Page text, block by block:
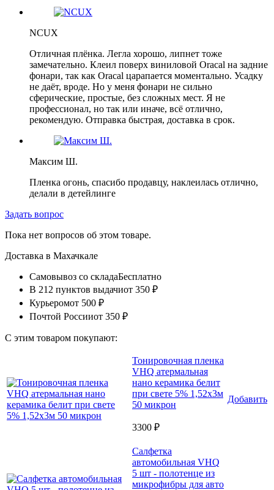
NCUX
Отличная плёнка. Легла хорошо, липнет тоже
замечательно. Клеил поверх виниловой Oracal на задние
фонари, так как Oracal царапается моментально. Усадку
не даёт, вроде. Но у меня фонари не сильно
сферические, простые, без сложных мест. Я не
профессионал, но так или иначе, всё отлично,
рекомендую. Отправка быстрая, доставка в срок.
Максим Ш.
Пленка огонь, спасибо продавцу, наклеилась отлично,
делали в детейлинге
Задать вопрос
Пока нет вопросов об этом товаре.
Доставка в Махачкале
Самовывоз со складаБесплатно
В 212 пунктов выдачиот 350 ₽
Курьеромот 500 ₽
Почтой Россииот 350 ₽
С этим товаром покупают:
Тонировочная пленка
VHQ атермальная
нано керамика белит
при свете 5% 1,52x3м
50 микрон
3300 ₽
Добавить
Салфетка
автомобильная VHQ
5 шт - полотенце из
микрофибры для авто